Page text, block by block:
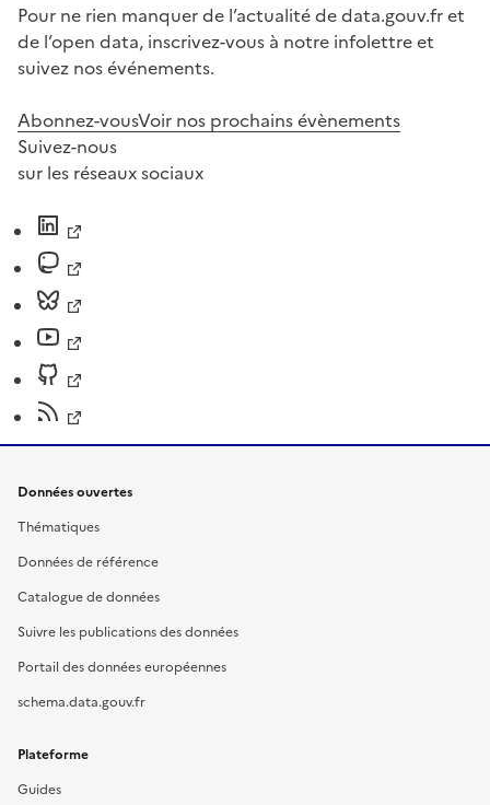
Pour ne rien manquer de l’actualité de data.gouv.fr et
de l’open data, inscrivez-vous à notre infolettre et
suivez nos événements.
Abonnez-vousVoir nos prochains évènements
Suivez-nous
sur les réseaux sociaux
Données ouvertes
Thématiques
Données de référence
Catalogue de données
Suivre les publications des données
Portail des données européennes
schema.data.gouv.fr
Plateforme
Guides